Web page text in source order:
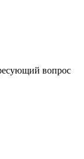
вопрос